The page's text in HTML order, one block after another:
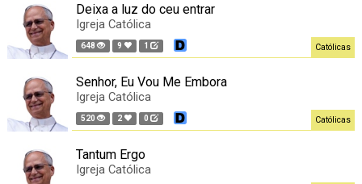
Deixa a luz do ceu entrar
Igreja Católica
648 9 1 Católicas
Senhor, Eu Vou Me Embora
Igreja Católica
520 2 0 Católicas
Tantum Ergo
Igreja Católica